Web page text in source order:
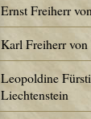
Ernst Freiherr
Karl Freiherr von
Leopoldine
Liechtenstein